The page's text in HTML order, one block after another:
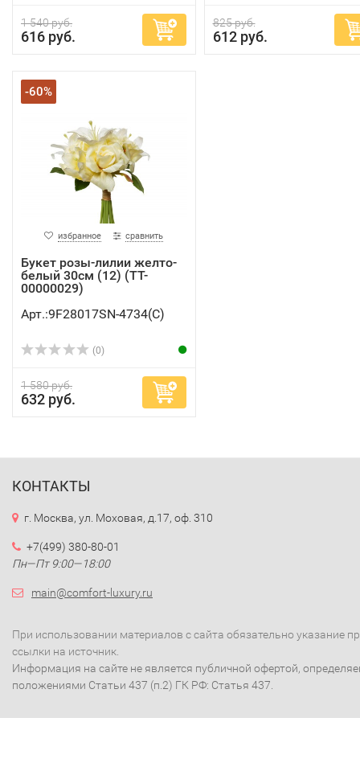
1 540 руб.
616 руб.
825 руб.
612 руб.
-60%
избранное сравнить
Букет розы-лилии желто-
белый 30см (12) (TT-
00000029)
Арт.:9F28017SN-4734(C)
(0)
1 580 руб.
632 руб.
КОНТАКТЫ
г. Москва, ул. Моховая, д.17, оф. 310
+7(499) 380-80-01
Пн—Пт 9:00—18:00
main@comfort-luxury.ru
При использовании материалов с сайта обязательно указание
ссылки на источник.
Информация на сайте не является публичной офертой,
положениями Статьи 437 (п.2) ГК РФ: Статья 437.